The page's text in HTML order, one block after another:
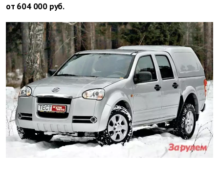
от 604 000 руб.